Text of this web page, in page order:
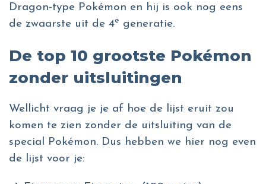
Dragon-type Pokémon en hij is ook nog eens
de zwaarste uit de 4e generatie.
De top 10 grootste Pokémon
zonder uitsluitingen
Wellicht vraag je je af hoe de lijst eruit zou
komen te zien zonder de uitsluiting van de
special Pokémon. Dus hebben we hier nog even
de lijst voor je: